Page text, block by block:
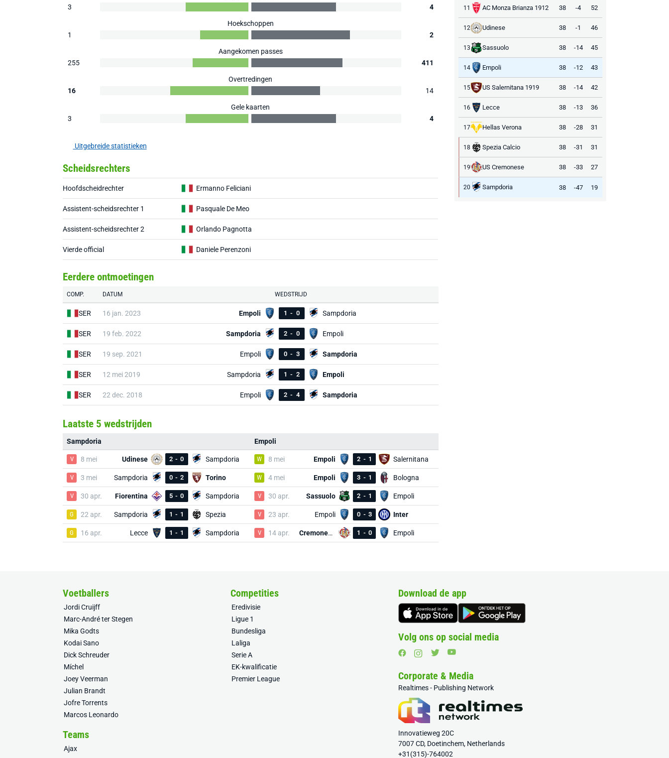
3
4
Hoekschoppen
1
2
Aangekomen passes
255
411
Overtredingen
16
14
Gele kaarten
3
4
Uitgebreide statistieken
Scheidsrechters
Hoofdscheidrechter Ermanno Feliciani
Assistent-scheidsrechter 1 Pasquale De Meo
Assistent-scheidsrechter 2 Orlando Pagnotta
Vierde official Daniele Perenzoni
Eerdere ontmoetingen
COMP. DATUM WEDSTRIJD
SER 16 jan. 2023 Empoli 1 - 0 Sampdoria
SER 19 feb. 2022 Sampdoria 2 - 0 Empoli
SER 19 sep. 2021 Empoli 0 - 3 Sampdoria
SER 12 mei 2019 Sampdoria 1 - 2 Empoli
SER 22 dec. 2018 Empoli 2 - 4 Sampdoria
Laatste 5 wedstrijden
Sampdoria
V 8 mei Udinese 2 - 0 Sampdoria
V 3 mei Sampdoria 0 - 2 Torino
V 30 apr. Fiorentina 5 - 0 Sampdoria
G 22 apr. Sampdoria 1 - 1 Spezia
G 16 apr. Lecce 1 - 1 Sampdoria
Empoli
W 8 mei Empoli 2 - 1 Salernitana
W 4 mei Empoli 3 - 1 Bologna
V 30 apr. Sassuolo 2 - 1 Empoli
V 23 apr. Empoli 0 - 3 Inter
V 14 apr. Cremonese 1 - 0 Empoli
11 AC Monza Brianza 1912 38 -4 52
12 Udinese 38 -1 46
13 Sassuolo 38 -14 45
14 Empoli 38 -12 43
15 US Salernitana 1919 38 -14 42
16 Lecce 38 -13 36
17 Hellas Verona 38 -28 31
18 Spezia Calcio 38 -31 31
19 US Cremonese 38 -33 27
20 Sampdoria 38 -47 19
Voetballers
Jordi Cruijff
Marc-André ter Stegen
Mika Godts
Kodai Sano
Dick Schreuder
Míchel
Joey Veerman
Julian Brandt
Jofre Torrents
Marcos Leonardo
Competities
Eredivisie
Ligue 1
Bundesliga
Laliga
Serie A
EK-kwalificatie
Premier League
Teams
Ajax
Download de app
Volg ons op social media
Corporate & Media
Realtimes - Publishing Network
Innovatieweg 20C
7007 CD, Doetinchem, Netherlands
+31(315)-764002